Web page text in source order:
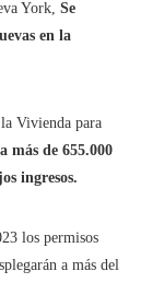
York, Se
en la
Vivienda para
más de 655.000
ingresos.
los permisos
a más del